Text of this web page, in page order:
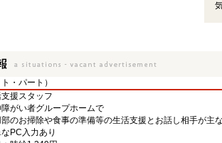
・パート）
援スタッフ
がい者グループホームで
のお掃除や食事の準備等の生活支援とお話し相手が主
PC入力あり